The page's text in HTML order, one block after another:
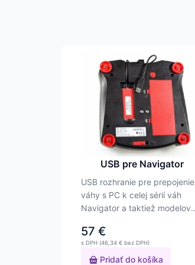
USB pre Navigator
USB rozhranie pre prepojenie
váhy s PC k celej sérií váh
Navigator a taktiež modelov
57 €
s DPH (46,34 € bez DPH)
Pridať do košíka